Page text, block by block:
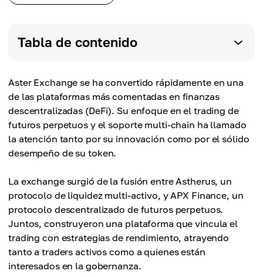
Tabla de contenido
Aster Exchange se ha convertido rápidamente en una
de las plataformas más comentadas en finanzas
descentralizadas (DeFi). Su enfoque en el trading de
futuros perpetuos y el soporte multi-chain ha llamado
la atención tanto por su innovación como por el sólido
desempeño de su token.
La exchange surgió de la fusión entre Astherus, un
protocolo de liquidez multi-activo, y APX Finance, un
protocolo descentralizado de futuros perpetuos.
Juntos, construyeron una plataforma que vincula el
trading con estrategias de rendimiento, atrayendo
tanto a traders activos como a quienes están
interesados en la gobernanza.